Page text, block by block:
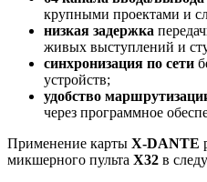
крупными проектами и
низкая задержка
живых выступлений и
синхронизация по сети
устройств;
удобство
через программное
Применение карты X‑DANTE
микшерного пульта X32 в